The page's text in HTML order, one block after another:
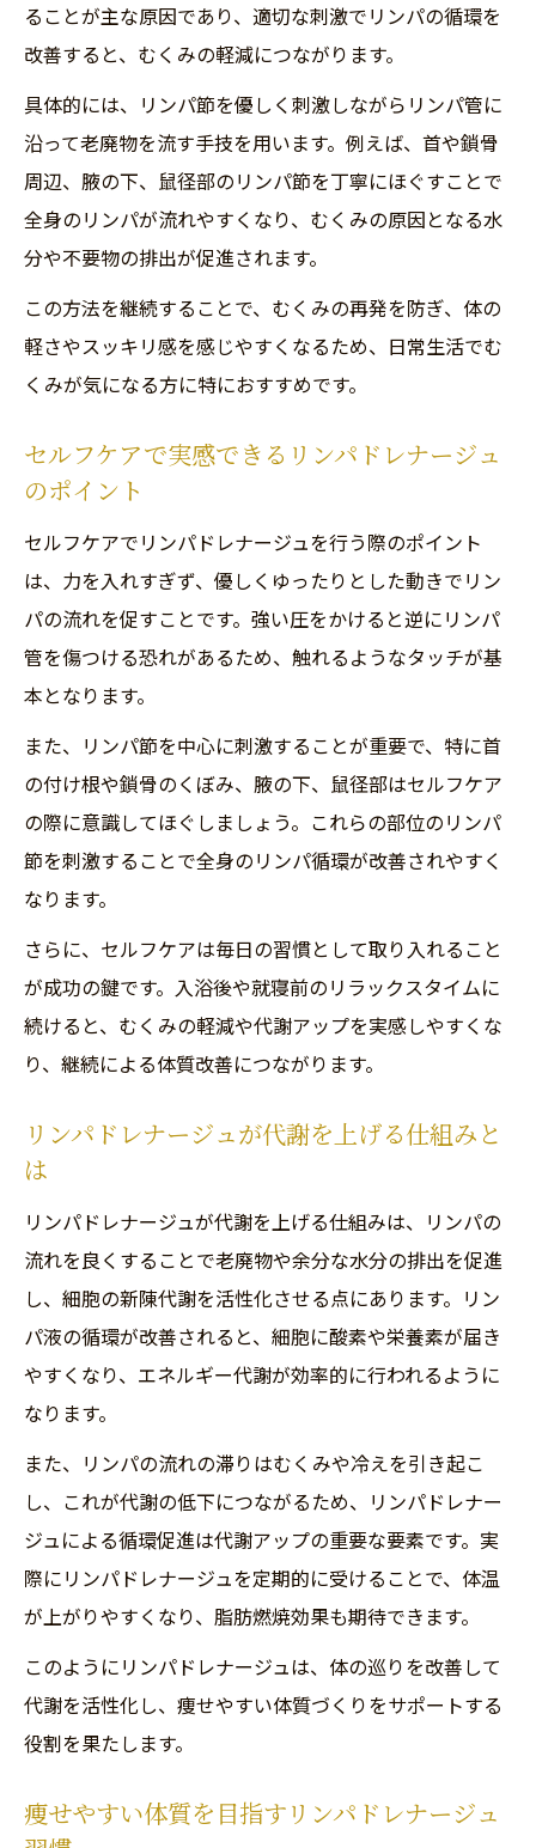
痩せやすい体質作りとリンパドレナージュ
の関係性
リンパドレナージュで基礎代謝を底上げす
る方法
セルフケアに最適なリンパドレナージュの
実践ポイント
代謝が上がることで得られる体質改善のメ
リット
痩せやすい体質づくりはセルフケアから始まる
リンパドレナージュを活用したセルフケア
痩せやすい体質へ導く毎日のリンパケア習
セルフケアで実感できるリンパドレナージ
ュの効果
代謝アップを目指すリンパドレナージュの
実践例
に改善
毎日の生活に取り入れるリンパドレナージュ術
リンパドレナージュを日常に無理なく取り
ナージュ
習慣化しやすいリンパドレナージュのタイ
ミング
き出す方法
体質改善へ導くリンパドレナージュの効果とは
リンパドレナージュで体質改善が期待でき
る理由
痩せやすい体への変化を実感するリンパド
リンパドレナージュがもたらす代謝向上の
仕組み
むくみ・冷え改善に役立つリンパドレナー
ジュの実際
リンパドレナージュの体質改善効果を最大
化するコツ
続けやすさ重視のリンパケアで理想のボディへ
無理なく続けられるリンパドレナージュの
理想のボディを目指すリンパドレナージュ
ることが主な原因であり、適切な刺激でリンパの循環を
改善すると、むくみの軽減につながります。
具体的には、リンパ節を優しく刺激しながらリンパ管に
沿って老廃物を流す手技を用います。例えば、首や鎖骨
周辺、腋の下、鼠径部のリンパ節を丁寧にほぐすことで
全身のリンパが流れやすくなり、むくみの原因となる水
分や不要物の排出が促進されます。
この方法を継続することで、むくみの再発を防ぎ、体の
軽さやスッキリ感を感じやすくなるため、日常生活でむ
くみが気になる方に特におすすめです。
セルフケアで実感できるリンパドレナージュ
のポイント
セルフケアでリンパドレナージュを行う際のポイント
は、力を入れすぎず、優しくゆったりとした動きでリン
パの流れを促すことです。強い圧をかけると逆にリンパ
管を傷つける恐れがあるため、触れるようなタッチが基
本となります。
また、リンパ節を中心に刺激することが重要で、特に首
の付け根や鎖骨のくぼみ、腋の下、鼠径部はセルフケア
の際に意識してほぐしましょう。これらの部位のリンパ
節を刺激することで全身のリンパ循環が改善されやすく
なります。
さらに、セルフケアは毎日の習慣として取り入れること
が成功の鍵です。入浴後や就寝前のリラックスタイムに
続けると、むくみの軽減や代謝アップを実感しやすくな
り、継続による体質改善につながります。
リンパドレナージュが代謝を上げる仕組みと
は
リンパドレナージュが代謝を上げる仕組みは、リンパの
流れを良くすることで老廃物や余分な水分の排出を促進
し、細胞の新陳代謝を活性化させる点にあります。リン
パ液の循環が改善されると、細胞に酸素や栄養素が届き
やすくなり、エネルギー代謝が効率的に行われるように
なります。
また、リンパの流れの滞りはむくみや冷えを引き起こ
し、これが代謝の低下につながるため、リンパドレナー
ジュによる循環促進は代謝アップの重要な要素です。実
際にリンパドレナージュを定期的に受けることで、体温
が上がりやすくなり、脂肪燃焼効果も期待できます。
このようにリンパドレナージュは、体の巡りを改善して
代謝を活性化し、痩せやすい体質づくりをサポートする
役割を果たします。
痩せやすい体質を目指すリンパドレナージュ